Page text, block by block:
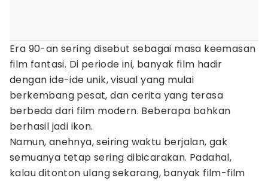
Era 90-an sering disebut sebagai masa keemasan
film fantasi. Di periode ini, banyak film hadir
dengan ide-ide unik, visual yang mulai
berkembang pesat, dan cerita yang terasa
berbeda dari film modern. Beberapa bahkan
berhasil jadi ikon.
Namun, anehnya, seiring waktu berjalan, gak
semuanya tetap sering dibicarakan. Padahal,
kalau ditonton ulang sekarang, banyak film-film